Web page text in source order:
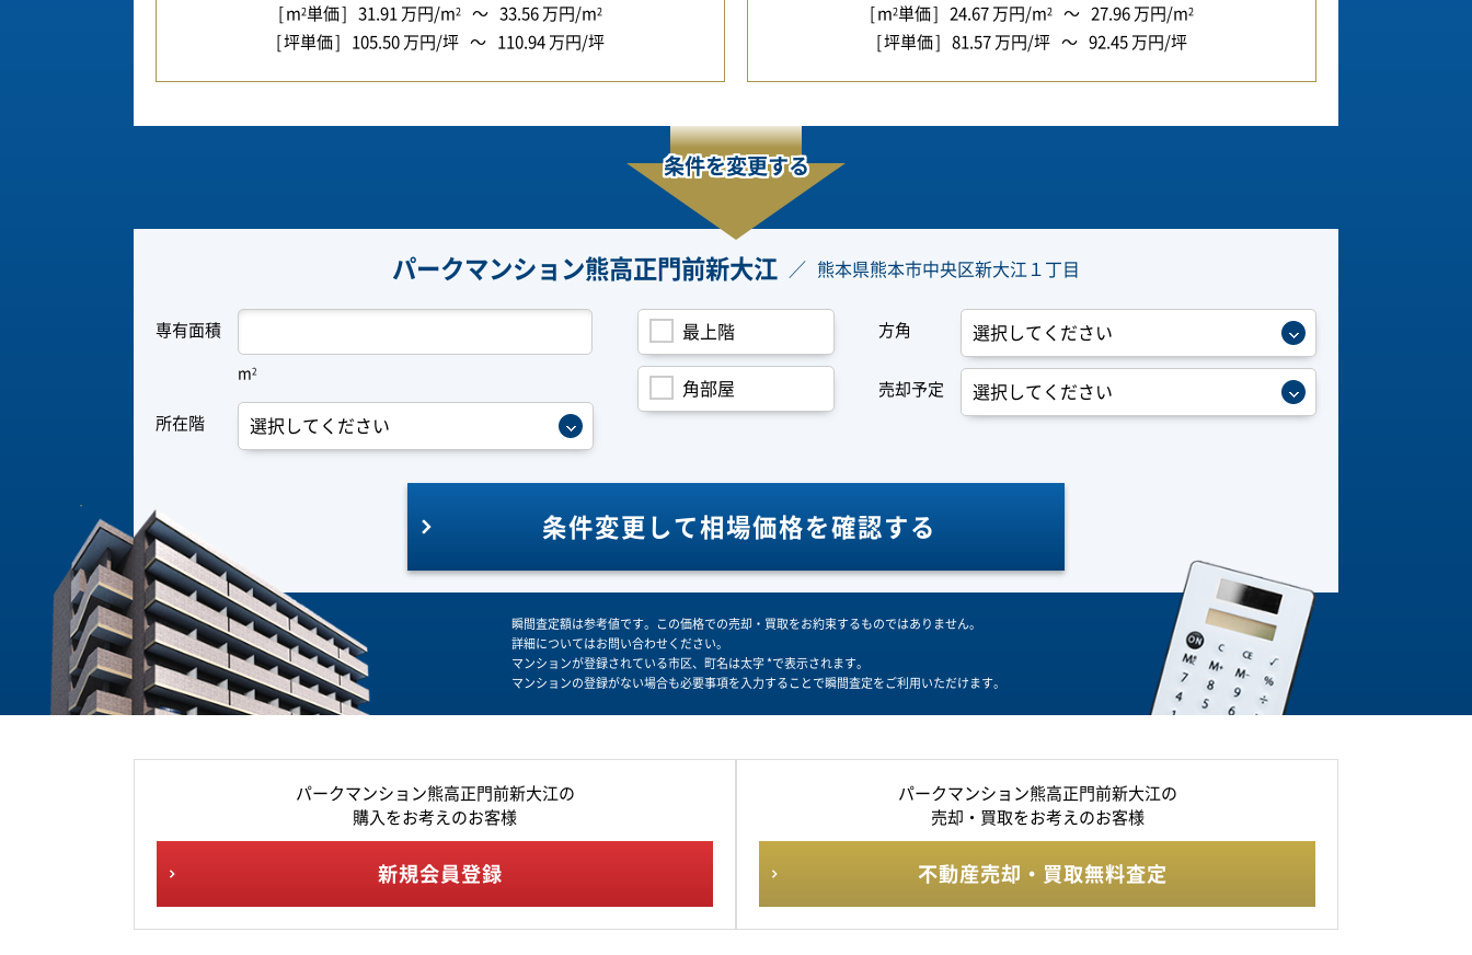
m2単価 31.91 万円/m2 33.56 万円/m2
坪単価 105.50 万円/坪 110.94 万円/坪
m2単価 24.67 万円/m2 27.96 万円/m2
坪単価 81.57 万円/坪 92.45 万円/坪
条件を変更する
パークマンション熊高正門前新大江 熊本県熊本市中央区新大江１丁目
専有面積
m2
所在階
最上階
角部屋
方角
売却予定
条件変更して相場価格を確認する
瞬間査定額は参考値です。この価格での売却・買取をお約束するものではありません。
詳細についてはお問い合わせください。
マンションが登録されている市区、町名は太字 *で表示されます。
マンションの登録がない場合も必要事項を入力することで瞬間査定をご利用いただけます。
パークマンション熊高正門前新大江の
購入をお考えのお客様
新規会員登録
パークマンション熊高正門前新大江の
売却・買取をお考えのお客様
不動産売却・買取無料査定